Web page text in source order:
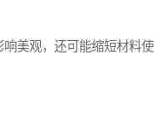
美观，还可能缩短材料使